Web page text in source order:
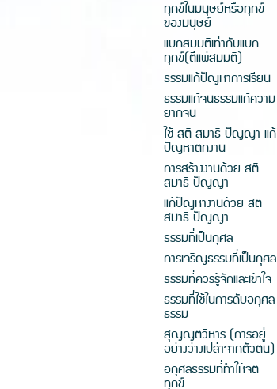
ทุกข์ในมนุษย์หรือทุกข์
ของมนุษย์
แบกสมมติเท่ากับแบก
ทุกข์(ตีแผ่สมมติ)
ธรรมแก้ปัญหาการเรียน
ธรรมแก้จนธรรมแก้ความ
ยากจน
ใช้ สติ สมาธิ ปัญญา แก้
ปัญหาตกงาน
การสร้างงานด้วย สติ
สมาธิ ปัญญา
แก้ปัญหางานด้วย สติ
สมาธิ ปัญญา
ธรรมที่เป็นกุศล
การเจริญธรรมที่เป็นกุศล
ธรรมที่ควรรู้จักและเข้าใจ
ธรรมที่ใช้ในการดับอกุศล
ธรรม
สุญญตวิหาร (การอยู่
อย่างว่างเปล่าจากตัวตน)
อกุศลธรรมที่ทำให้จิต
ทุกข์